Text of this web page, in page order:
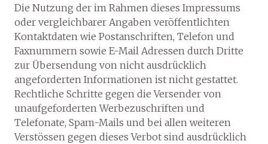
Die Nutzung der im Rahmen dieses Impressums
oder vergleichbarer Angaben veröffentlichten
Kontaktdaten wie Postanschriften, Telefon und
Faxnummern sowie E-Mail Adressen durch Dritte
zur Übersendung von nicht ausdrücklich
angeforderten Informationen ist nicht gestattet.
Rechtliche Schritte gegen die Versender von
unaufgeforderten Werbezuschriften und
Telefonate, Spam-Mails und bei allen weiteren
Verstössen gegen dieses Verbot sind ausdrücklich